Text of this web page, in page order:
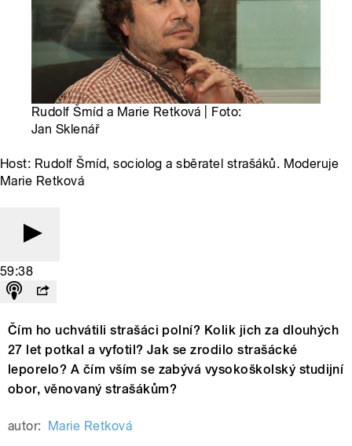
Rudolf Šmíd a Marie Retková | Foto:
Jan Sklenář
Host: Rudolf Šmíd, sociolog a sběratel strašáků. Moderuje
Marie Retková
59:38
Čím ho uchvátili strašáci polní? Kolik jich za dlouhých
27 let potkal a vyfotil? Jak se zrodilo strašácké
leporelo? A čím vším se zabývá vysokoškolský studijní
obor, věnovaný strašákům?
autor: Marie Retková